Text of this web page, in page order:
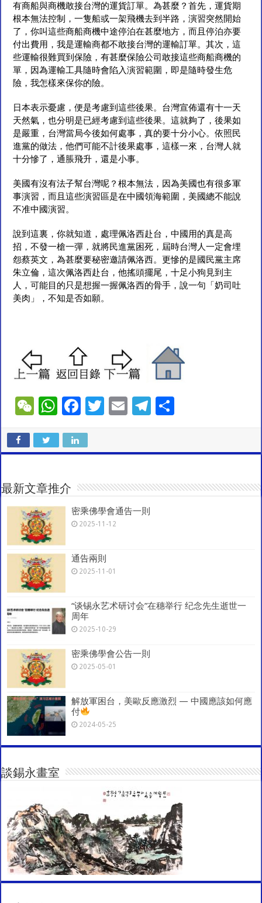
有商船與商機敢接台灣的運貨訂單。為甚麼？首先，運貨期
根本無法控制，一隻船或一架飛機去到半路，演習突然開始
了，你叫這些商船商機中途停泊在甚麼地方，而且停泊亦要
付出費用，我是運輸商都不敢接台灣的運輸訂單。其次，這
些運輸很難買到保險，有甚麼保險公司敢接這些商船商機的
單，因為運輸工具隨時會陷入演習範圍，即是隨時發生危
險，我怎樣來保你的險。
日本表示憂慮，便是考慮到這些後果。台灣宣佈還有十一天
天然氣，也分明是已經考慮到這些後果。這就夠了，後果如
是嚴重，台灣當局今後如何處事，真的要十分小心。依照民
進黨的做法，他們可能不計後果處事，這樣一來，台灣人就
十分慘了，通脹飛升，還是小事。
美國有沒有法子幫台灣呢？根本無法，因為美國也有很多軍
事演習，而且這些演習區是在中國領海範圍，美國總不能說
不准中國演習。
說到這裏，你就知道，處理佩洛西赴台，中國用的真是高
招，不發一槍一彈，就將民進黨困死，屆時台灣人一定會埋
怨蔡英文，為甚麼要秘密邀請佩洛西。更慘的是國民黨主席
朱立倫，這次佩洛西赴台，他搖頭擺尾，十足小狗見到主
人，可能目的只是想握一握佩洛西的骨手，說一句「奶司吐
美肉」，不知是否如願。
W
C
h
at
W
at
sA
p
p
F
e
b
o
k
T
er
E
l
T
gr
a
e
最新文章推介
密乘佛學會通告一則
2025-11-12
通告兩則
2025-11-01
“谈锡永艺术研讨会”在穗举行 纪念先生逝世一
周年
2025-10-29
密乘佛學會公告一則
2025-05-01
解放軍困台，美歐反應激烈 — 中國應該如何應
付
2024-05-25
談錫永畫室